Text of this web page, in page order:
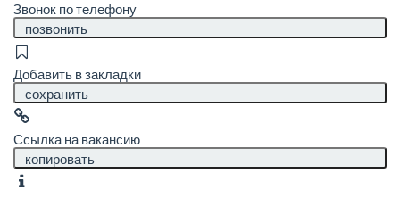
Звонок по телефону
позвонить
Добавить в закладки
сохранить
Ссылка на вакансию
копировать